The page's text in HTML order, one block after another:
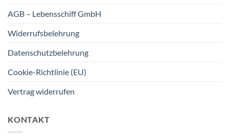
AGB – Lebensschiff GmbH
Widerrufsbelehrung
Datenschutzbelehrung
Cookie-Richtlinie (EU)
Vertrag widerrufen
KONTAKT